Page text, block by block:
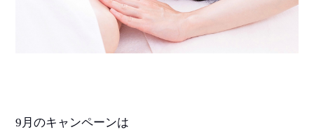
9 月のキャンペーンは